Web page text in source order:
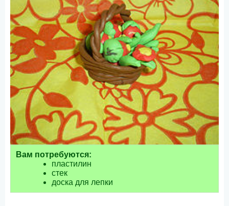
Вам потребуются:
пластилин
стек
доска для лепки